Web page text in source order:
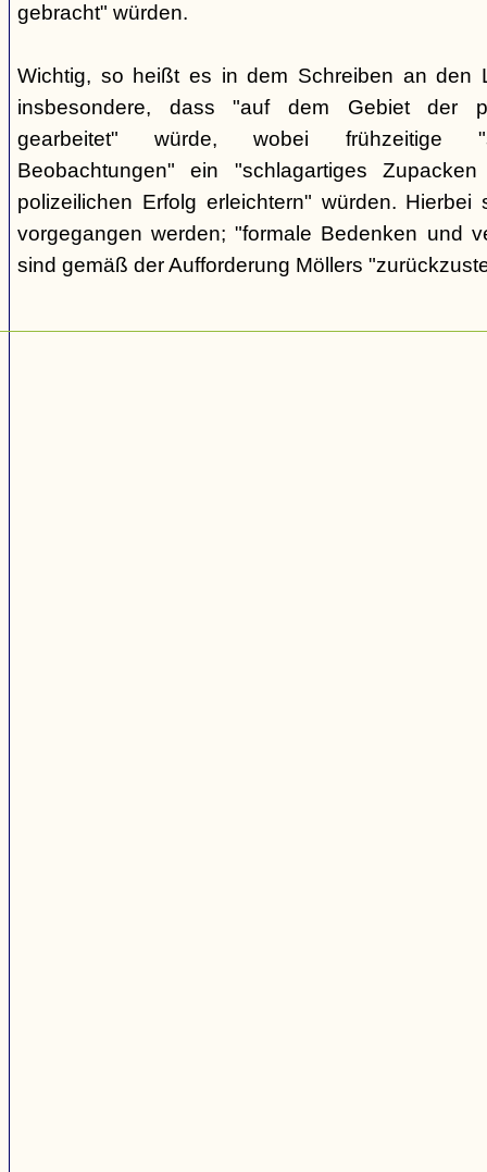
gebracht" würden.
Wichtig, so heißt es in dem Schreiben an den
insbesondere, dass "auf dem Gebiet der
gearbeitet" würde, wobei frühzeitige
Beobachtungen" ein "schlagartiges
polizeilichen Erfolg erleichtern" würden. Hierbei
vorgegangen werden; "formale Bedenken und
sind gemäß der Aufforderung Möllers